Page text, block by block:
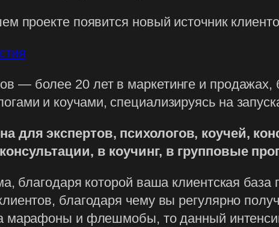
проекте появится новый источник
— более 20 лет в маркетинге и продажах,
и коучами, специализируясь на
для экспертов, психологов, коучей,
в коучинг, в групповые
благодаря которой ваша клиентская база
благодаря чему вы регулярно
марафоны и флешмобы, то данный